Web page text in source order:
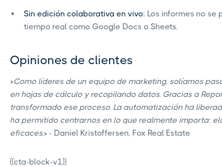
Sin edición colaborativa en vivo: Los informes no se
tiempo real como Google Docs o Sheets.
Opiniones de clientes
»Como líderes de un equipo de marketing, solíamos
en hojas de cálculo y recopilando datos. Gracias a
transformado ese proceso. La automatización ha
ha permitido centrarnos en lo que realmente importa:
eficaces.» - Daniel Kristoffersen, Fox Real Estate
{{cta-block-v1}}